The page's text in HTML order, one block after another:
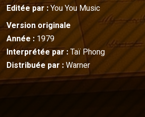
Editée par :You You Music
Version originale
Année :1979
Interprétée par :Taï Phong
Distribuée par :Warner